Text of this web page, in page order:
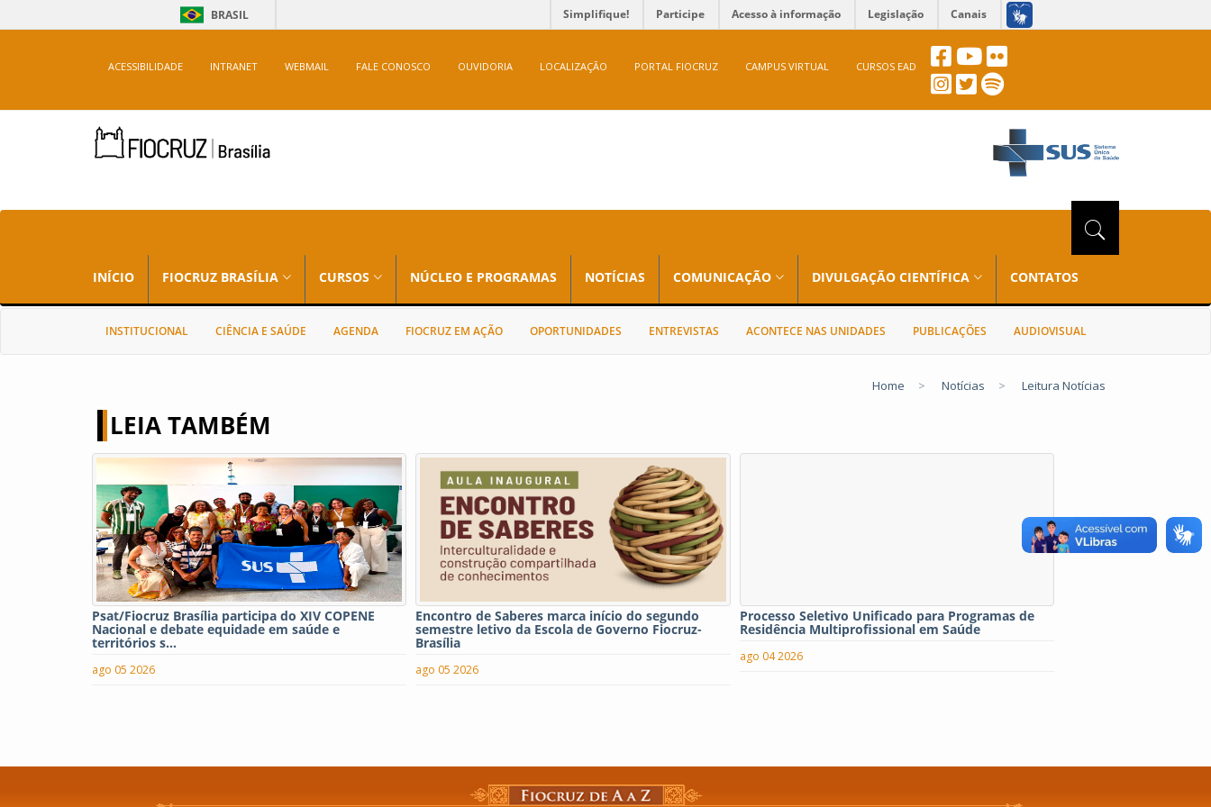
BRASIL Simplifique! Participe Acesso à informação Legislação Canais
ACESSIBILIDADE INTRANET WEBMAIL FALE CONOSCO OUVIDORIA LOCALIZAÇÃO PORTAL FIOCRUZ CAMPUS VIRTUAL CURSOS EAD
INÍCIO FIOCRUZ BRASÍLIA CURSOS NÚCLEO E PROGRAMAS NOTÍCIAS COMUNICAÇÃO DIVULGAÇÃO CIENTÍFICA CONTATOS
INSTITUCIONAL CIÊNCIA E SAÚDE AGENDA FIOCRUZ EM AÇÃO OPORTUNIDADES ENTREVISTAS ACONTECE NAS UNIDADES PUBLICAÇÕES AUDIOVISUAL
Home > Notícias > Leitura Notícias
LEIA TAMBÉM
Psat/Fiocruz Brasília participa do XIV COPENE
Nacional e debate equidade em saúde e
territórios s...
ago 05 2026
Encontro de Saberes marca início do segundo
semestre letivo da Escola de Governo Fiocruz-
Brasília
ago 05 2026
Processo Seletivo Unificado para Programas de
Residência Multiprofissional em Saúde
ago 04 2026